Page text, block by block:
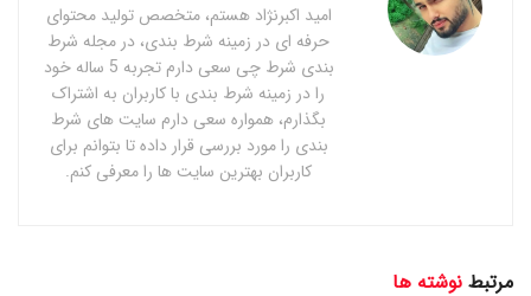
امید اکبرنژاد هستم، متخصص تولید محتوای
حرفه ای در زمینه شرط بندی، در مجله شرط
بندی شرط چی سعی دارم تجربه 5 ساله خود
را در زمینه شرط بندی با کاربران به اشتراک
بگذارم، همواره سعی دارم سایت های شرط
بندی را مورد بررسی قرار داده تا بتوانم برای
کاربران بهترین سایت ها را معرفی کنم.
مرتبط نوشته ها